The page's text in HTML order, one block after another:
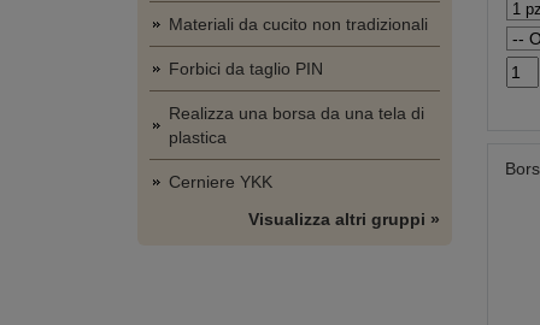
Materiali da cucito non tradizionali
Forbici da taglio PIN
Realizza una borsa da una tela di
plastica
Cerniere YKK
Visualizza altri gruppi »